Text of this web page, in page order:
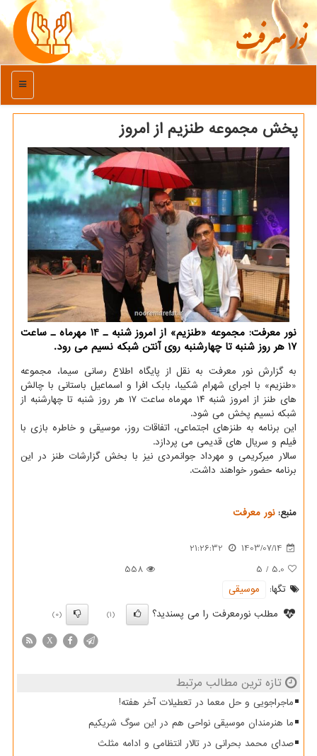
نور معرفت
منو
پخش مجموعه طنزیم از امروز
نور معرفت: مجموعه «طنزیم» از امروز شنبه ـ 14 مهرماه ـ ساعت
17 هر روز شنبه تا چهارشنبه روی آنتن شبکه نسیم می رود.
به گزارش نور معرفت به نقل از پایگاه اطلاع رسانی سیما، مجموعه
«طنزیم» با اجرای شهرام شکیبا، بابک افرا و اسماعیل باستانی با چالش
های طنز از امروز شنبه ۱۴ مهرماه ساعت ۱۷ هر روز شنبه تا چهارشنبه از
شبکه نسیم پخش می شود.
این برنامه به طنزهای اجتماعی، اتفاقات روز، موسیقی و خاطره بازی با
فیلم و سریال های قدیمی می پردازد.
سالار میرکریمی و مهرداد جوانمردی نیز با بخش گزارشات طنز در این
برنامه حضور خواهند داشت.
منبع:نور معرفت
1403/07/14
21:26:32
5.0
/
5
558
تگها:
موسیقی
مطلب نورمعرفت را می پسندید؟
(1)
(0)
X
تازه ترین مطالب مرتبط
ماجراجویی و حل معما در تعطیلات آخر هفته!
ما هنرمندان موسیقی نواحی هم در این سوگ شریکیم
صدای محمد بحرانی در تالار انتظامی و ادامه مثلث